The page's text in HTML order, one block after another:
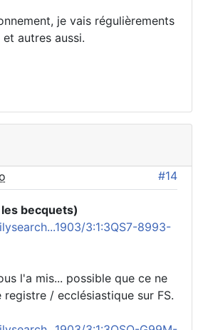
je vais régulièrements
et autres aussi.
#14
becquets)
3:1:3QS7-8993-
l'a mis... possible que ce ne
registre / ecclésiastique sur FS.